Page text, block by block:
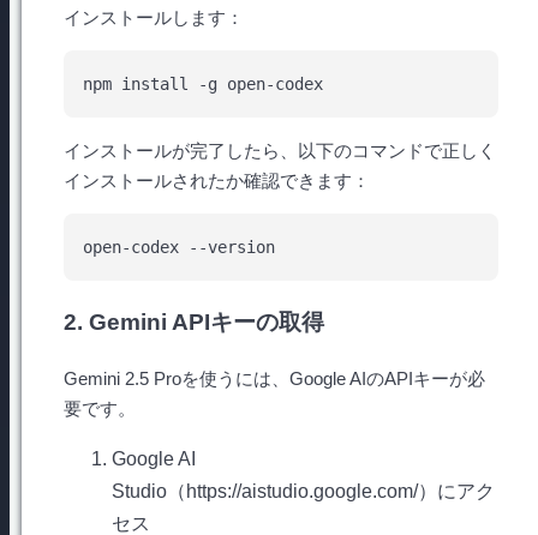
インストールします：
インストールが完了したら、以下のコマンドで正しく
インストールされたか確認できます：
2. Gemini APIキーの取得
Gemini 2.5 Proを使うには、Google AIのAPIキーが必
要です。
Google AI
Studio（https://aistudio.google.com/）にアク
セス